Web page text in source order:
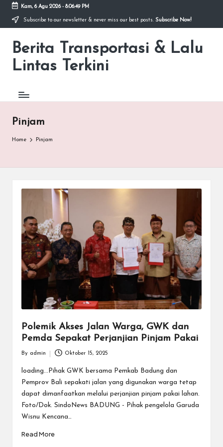
Skip
content
Kam, 6 Agu 2026- 8:06:49 PM
Subscribe to our newsletter & never miss our best posts. Subscribe Now!
Berita Transportasi & Lalu
Lintas Terkini
premancity.biz.id
Pinjam
Home Pinjam
Polemik Akses Jalan Warga, GWK dan
Pemda Sepakat Perjanjian Pinjam Pakai
by
By admin Oktober 15, 2025
loading...Pihak GWK bersama Pemkab Badung dan
Pemprov Bali sepakati jalan yang digunakan warga tetap
dapat dimanfaatkan melalui perjanjian pinjam pakai lahan.
Foto/Dok. SindoNews BADUNG - Pihak pengelola Garuda
Wisnu Kencana…
Read More